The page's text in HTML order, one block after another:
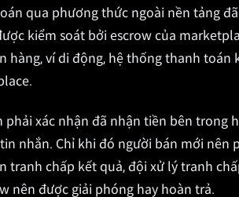
qua phương thức ngoài nền tảng
kiểm soát bởi escrow của
hàng, ví di động, hệ thống thanh
phải xác nhận đã nhận tiền bên trong
nhắn. Chỉ khi đó người bán mới nên
tranh chấp kết quả, đội xử lý tranh
nên được giải phóng hay hoàn trả.